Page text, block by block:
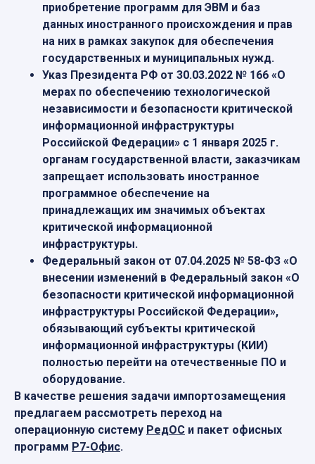
приобретение программ для ЭВМ и баз
данных иностранного происхождения и прав
на них в рамках закупок для обеспечения
государственных и муниципальных нужд.
Указ Президента РФ от 30.03.2022 № 166 «О
мерах по обеспечению технологической
независимости и безопасности критической
информационной инфраструктуры
Российской Федерации» с 1 января 2025 г.
органам государственной власти, заказчикам
запрещает использовать иностранное
программное обеспечение на
принадлежащих им значимых объектах
критической информационной
инфраструктуры.
Федеральный закон от 07.04.2025 № 58-ФЗ «О
внесении изменений в Федеральный закон «О
безопасности критической информационной
инфраструктуры Российской Федерации»,
обязывающий субъекты критической
информационной инфраструктуры (КИИ)
полностью перейти на отечественные ПО и
оборудование.
В качестве решения задачи импортозамещения
предлагаем рассмотреть переход на
операционную систему РедОС и пакет офисных
программ Р7-Офис.